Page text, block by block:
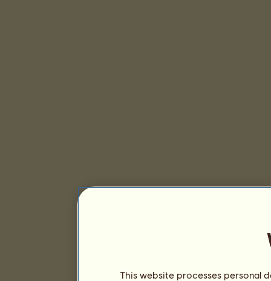
This website processes personal